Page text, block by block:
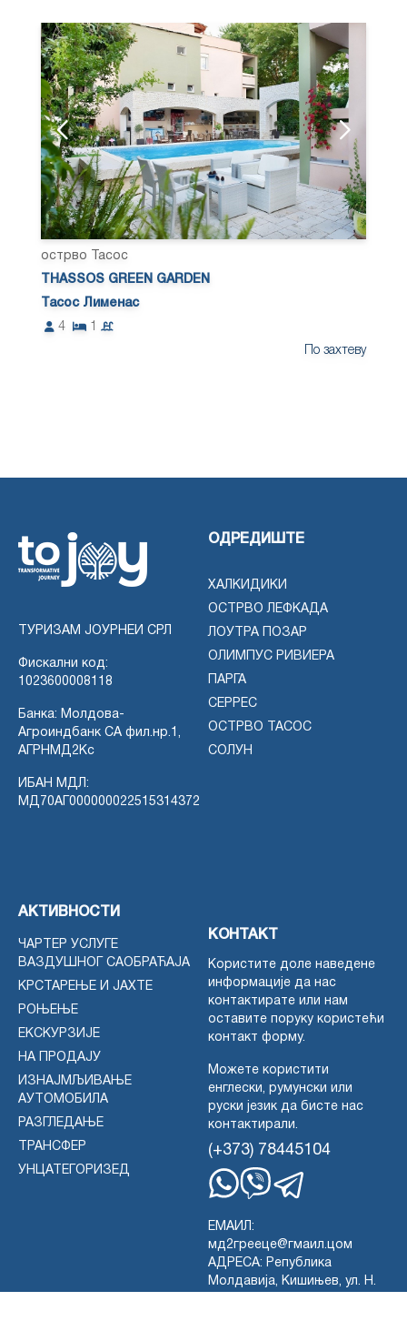
острво Тасос
THASSOS GREEN GARDEN
Тасос Лименас
4
1
По захтеву
ТУРИЗАМ ЈОУРНЕИ СРЛ
Фискални код:
1023600008118
Банка: Молдова-
Агроиндбанк СА фил.нр.1,
АГРНМД2Кс
ИБАН МДЛ:
МД70АГ000000022515314372
ОДРЕДИШТЕ
ХАЛКИДИКИ
ОСТРВО ЛЕФКАДА
ЛОУТРА ПОЗАР
ОЛИМПУС РИВИЕРА
ПАРГА
СЕРРЕС
ОСТРВО ТАСОС
СОЛУН
АКТИВНОСТИ
ЧАРТЕР УСЛУГЕ
ВАЗДУШНОГ САОБРАЋАЈА
КРСТАРЕЊЕ И ЈАХТЕ
РОЊЕЊЕ
ЕКСКУРЗИЈЕ
НА ПРОДАЈУ
ИЗНАЈМЉИВАЊЕ
АУТОМОБИЛА
РАЗГЛЕДАЊЕ
ТРАНСФЕР
УНЦАТЕГОРИЗЕД
КОНТАКТ
Користите доле наведене
информације да нас
контактирате или нам
оставите поруку користећи
контакт форму.
Можете користити
енглески, румунски или
руски језик да бисте нас
контактирали.
(+373) 78445104
ЕМАИЛ:
мд2грееце@гмаил.цом
АДРЕСА: Република
Молдавија, Кишињев, ул. Н.